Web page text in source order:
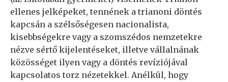
ellenes jelképeket, tennének a trianoni döntés
kapcsán a szélsőségesen nacionalista,
kisebbségekre vagy a szomszédos nemzetekre
nézve sértő kijelentéseket, illetve vállalnának
közösséget ilyen vagy a döntés revíziójával
kapcsolatos torz nézetekkel. Anélkül, hogy